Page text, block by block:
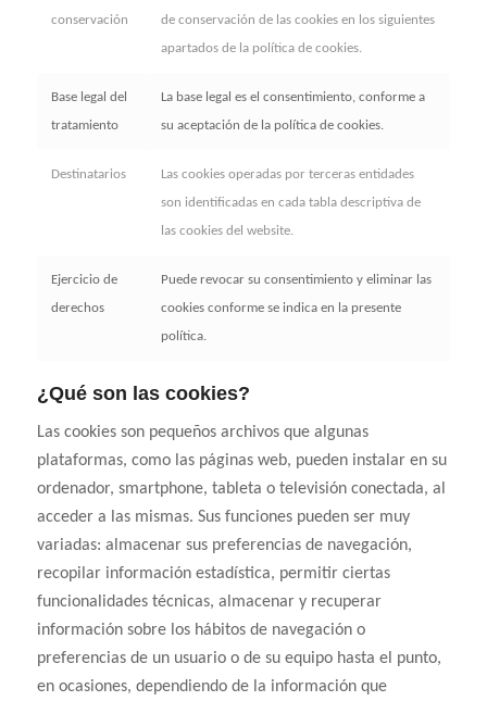
conservación
de conservación de las cookies en los siguientes
apartados de la política de cookies.
Base legal del
tratamiento
La base legal es el consentimiento, conforme a
su aceptación de la política de cookies.
Destinatarios
Las cookies operadas por terceras entidades
son identificadas en cada tabla descriptiva de
las cookies del website.
Ejercicio de
derechos
Puede revocar su consentimiento y eliminar las
cookies conforme se indica en la presente
política.
¿Qué son las cookies?
Las cookies son pequeños archivos que algunas
plataformas, como las páginas web, pueden instalar en su
ordenador, smartphone, tableta o televisión conectada, al
acceder a las mismas. Sus funciones pueden ser muy
variadas: almacenar sus preferencias de navegación,
recopilar información estadística, permitir ciertas
funcionalidades técnicas, almacenar y recuperar
información sobre los hábitos de navegación o
preferencias de un usuario o de su equipo hasta el punto,
en ocasiones, dependiendo de la información que